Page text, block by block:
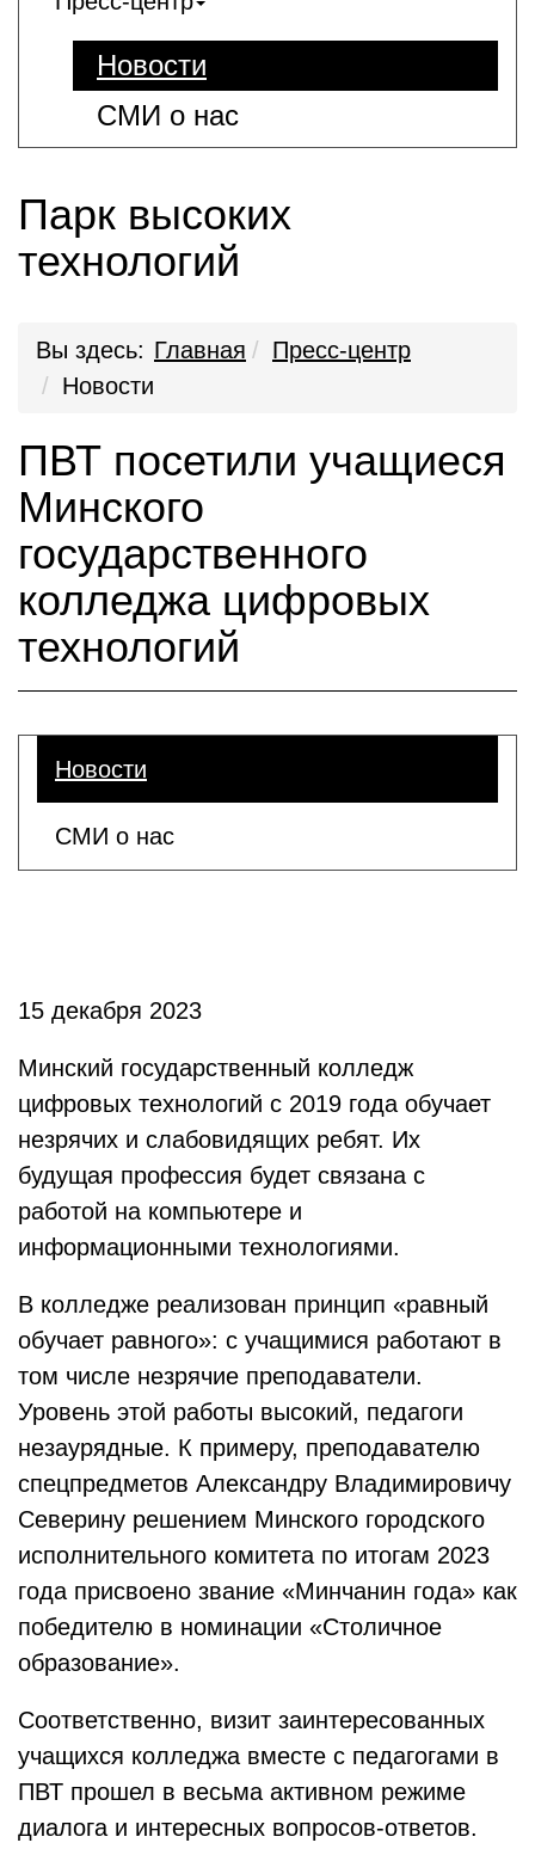
Новости
СМИ о нас
Парк высоких
технологий
Вы здесь: Главная
Пресс-центр
Новости
ПВТ посетили учащиеся
Минского
государственного
колледжа цифровых
технологий
Новости
СМИ о нас
15 декабря 2023
Минский государственный колледж
цифровых технологий с 2019 года обучает
незрячих и слабовидящих ребят. Их
будущая профессия будет связана с
работой на компьютере и
информационными технологиями.
В колледже реализован принцип «равный
обучает равного»: с учащимися работают в
том числе незрячие преподаватели.
Уровень этой работы высокий, педагоги
незаурядные. К примеру, преподавателю
спецпредметов Александру Владимировичу
Северину решением Минского городского
исполнительного комитета по итогам 2023
года присвоено звание «Минчанин года» как
победителю в номинации «Столичное
образование».
Соответственно, визит заинтересованных
учащихся колледжа вместе с педагогами в
ПВТ прошел в весьма активном режиме
диалога и интересных вопросов-ответов.